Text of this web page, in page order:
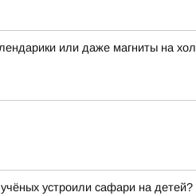
или даже магниты на
устроили сафари на детей?